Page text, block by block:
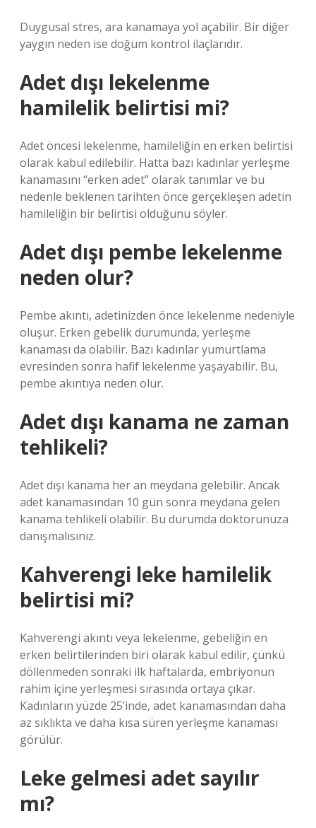
Duygusal stres, ara kanamaya yol açabilir. Bir diğer
yaygın neden ise doğum kontrol ilaçlarıdır.
Adet dışı lekelenme
hamilelik belirtisi mi?
Adet öncesi lekelenme, hamileliğin en erken belirtisi
olarak kabul edilebilir. Hatta bazı kadınlar yerleşme
kanamasını “erken adet” olarak tanımlar ve bu
nedenle beklenen tarihten önce gerçekleşen adetin
hamileliğin bir belirtisi olduğunu söyler.
Adet dışı pembe lekelenme
neden olur?
Pembe akıntı, adetinizden önce lekelenme nedeniyle
oluşur. Erken gebelik durumunda, yerleşme
kanaması da olabilir. Bazı kadınlar yumurtlama
evresinden sonra hafif lekelenme yaşayabilir. Bu,
pembe akıntıya neden olur.
Adet dışı kanama ne zaman
tehlikeli?
Adet dışı kanama her an meydana gelebilir. Ancak
adet kanamasından 10 gün sonra meydana gelen
kanama tehlikeli olabilir. Bu durumda doktorunuza
danışmalısınız.
Kahverengi leke hamilelik
belirtisi mi?
Kahverengi akıntı veya lekelenme, gebeliğin en
erken belirtilerinden biri olarak kabul edilir, çünkü
döllenmeden sonraki ilk haftalarda, embriyonun
rahim içine yerleşmesi sırasında ortaya çıkar.
Kadınların yüzde 25’inde, adet kanamasından daha
az sıklıkta ve daha kısa süren yerleşme kanaması
görülür.
Leke gelmesi adet sayılır
mı?